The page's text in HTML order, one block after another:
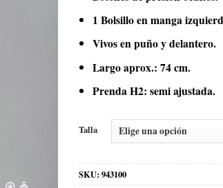
1 Bolsillo en manga
Vivos en puño y delantero.
Largo aprox.: 74 cm.
Prenda H2: semi ajustada.
Talla
SKU: 943100